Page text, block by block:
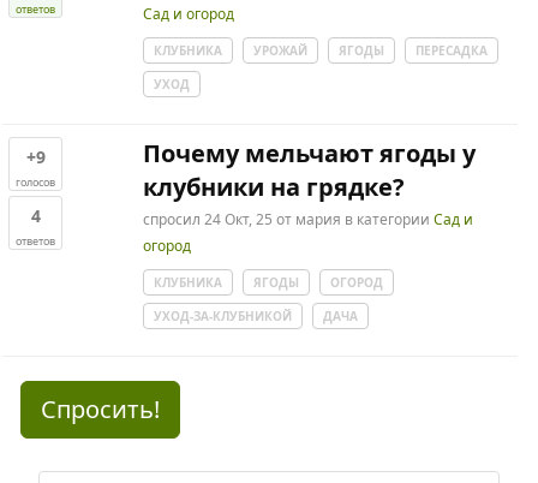
ответов
Сад и огород
КЛУБНИКА УРОЖАЙ ЯГОДЫ
ПЕРЕСАДКА
УХОД
+9
голосов
4
ответов
Почему мельчают ягоды у
клубники на грядке?
спросил 24 Окт, 25 от мария в категории Сад и
огород
КЛУБНИКА ЯГОДЫ
ОГОРОД
УХОД-ЗА-КЛУБНИКОЙ
ДАЧА
Спросить!